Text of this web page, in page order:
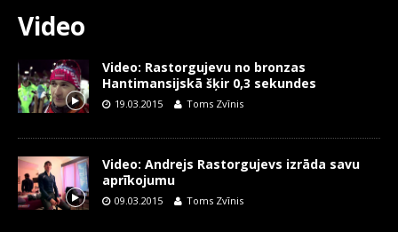
Video
Video: Rastorgujevu no bronzas
Hantimansijskā šķir 0,3 sekundes
19.03.2015 Toms Zvīnis
Video: Andrejs Rastorgujevs izrāda savu
aprīkojumu
09.03.2015 Toms Zvīnis